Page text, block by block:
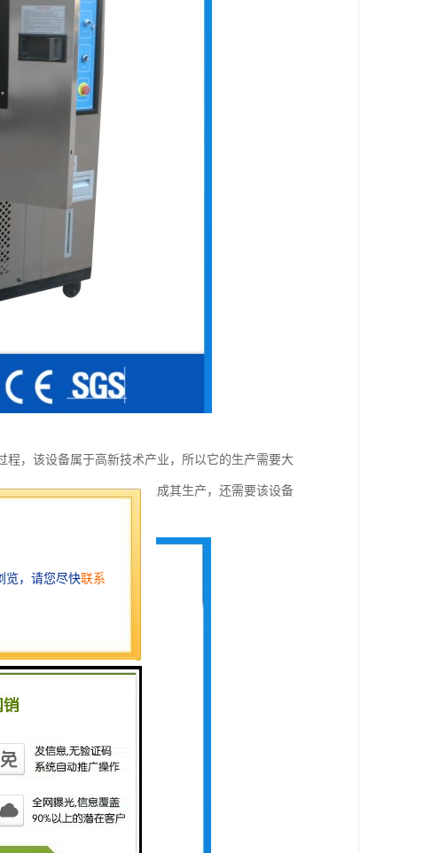
，该设备属于高新技术产业，所以它的生产需要大
，不仅如此，要真正的完成其生产，还需要该设备